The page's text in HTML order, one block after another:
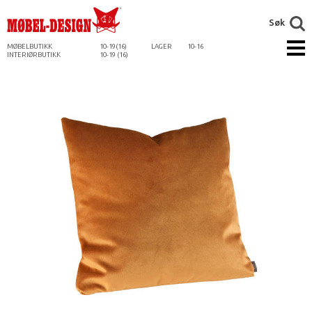
MØBELBUTIKK 10-19(16) LAGER
10-16
INTERIØRBUTIKK
10-19 (16)
Søk